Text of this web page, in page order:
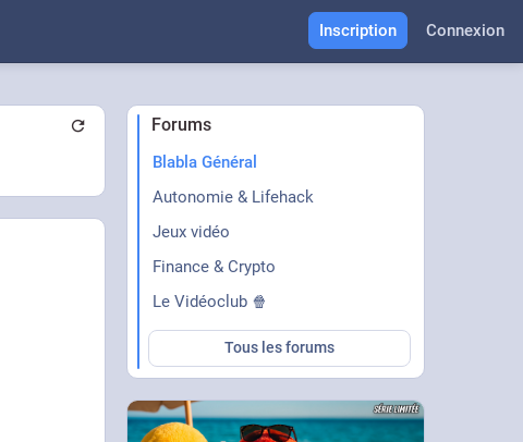
Inscription Connexion
Forums
Blabla Général
Autonomie & Lifehack
Jeux vidéo
Finance & Crypto
Le Vidéoclub 🍿
Tous les forums